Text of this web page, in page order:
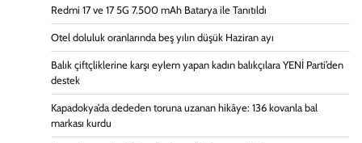
Redmi 17 ve 17 5G 7.500 mAh Batarya ile Tanıtıldı
Otel doluluk oranlarında beş yılın düşük Haziran ayı
Balık çiftçliklerine karşı eylem yapan kadın balıkçılara YENİ Parti’den
destek
Kapadokya’da dededen toruna uzanan hikâye: 136 kovanla bal
markası kurdu